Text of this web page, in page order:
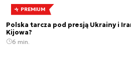
PREMIUM
Polska tarcza pod presją Ukrainy i
Kijowa?
6 min.